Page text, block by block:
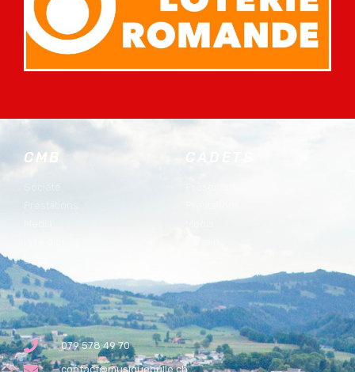
CMB
Local
079 578 49 70
contact@musiquebulle.ch